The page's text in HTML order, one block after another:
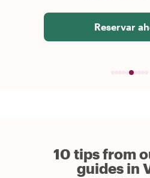
Reservar
10 tips from
guides in